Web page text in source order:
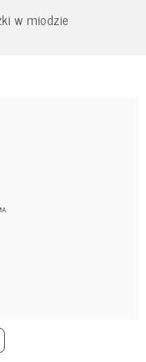
w miodzie